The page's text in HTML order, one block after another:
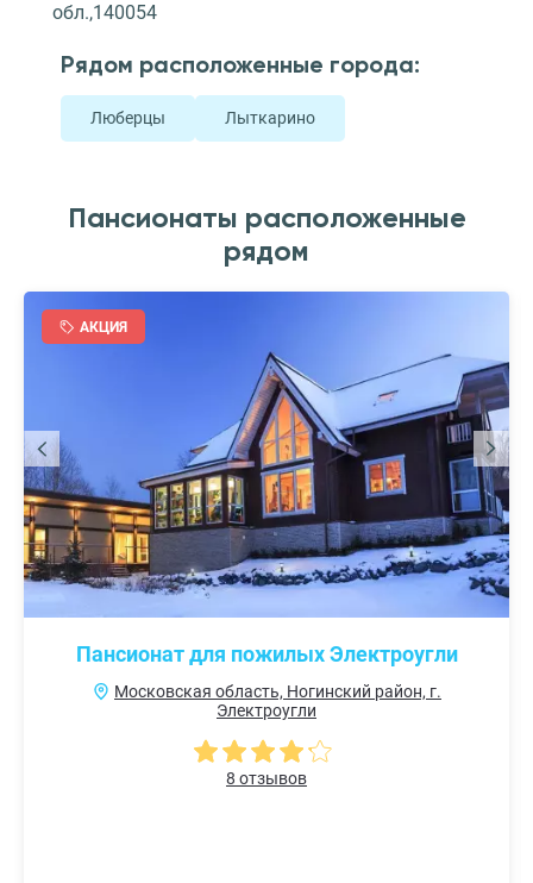
обл.,140054
Рядом расположенные города:
Люберцы Лыткарино
Пансионаты расположенные
рядом
АКЦИЯ
Пансионат для пожилых Электроугли
Московская область, Ногинский район, г.
Электроугли
8 отзывов